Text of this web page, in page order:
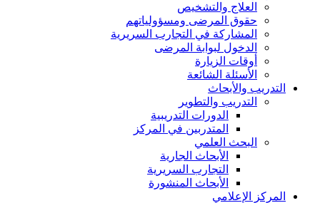
العلاج والتشخيص
حقوق المرضى ومسؤولياتهم
المشاركة في التجارب السريرية
الدخول لبوابة المرضى
أوقات الزيارة
الأسئلة الشائعة
التدريب والأبحاث
التدريب والتطوير
الدورات التدريبية
المتدربين في المركز
البحث العلمي
الأبحاث الجارية
التجارب السريرية
الأبحاث المنشورة
المركز الإعلامي